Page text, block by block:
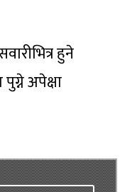
हुने
अपेक्षा